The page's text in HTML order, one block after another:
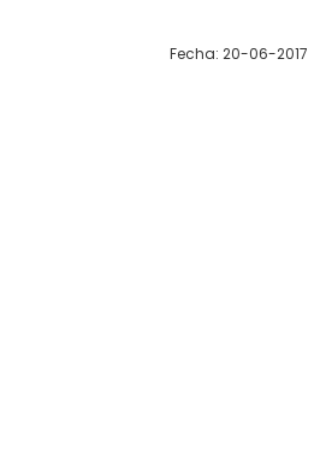
Fecha: 20-06-2017